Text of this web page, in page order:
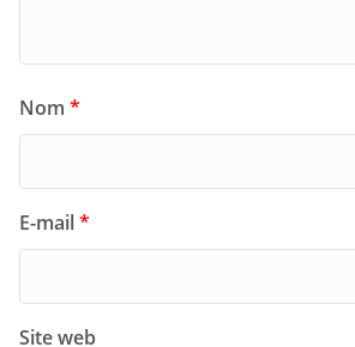
Nom *
E-mail*
Site web